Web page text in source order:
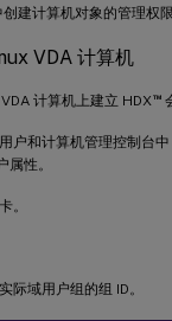
建计算机对象的管理权限
VDA 计算机
计算机上建立 HDX ™
户和计算机管理控制台中
性。
。
际域用户组的组 ID。